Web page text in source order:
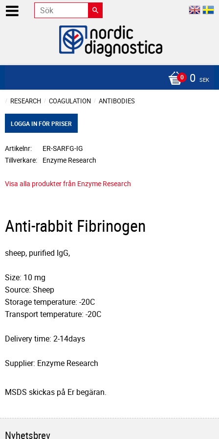
0 SEK
RESEARCH COAGULATION ANTIBODIES
LOGGA IN FÖR PRISER
Artikelnr
ER-SARFG-IG
Tillverkare
Enzyme Research
Visa alla produkter från Enzyme Research
Anti-rabbit Fibrinogen
sheep, purified IgG,
Size: 10 mg
Source: Sheep
Storage temperature: -20C
Transport temperature: -20C
Delivery time: 2-14days
Supplier: Enzyme Research
MSDS skickas på Er begäran.
Nyhetsbrev